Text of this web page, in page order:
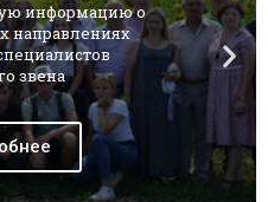
информацию о
направлениях
звена